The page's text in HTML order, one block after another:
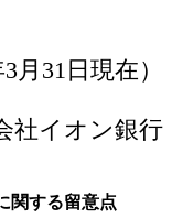
3月31日現在）
社イオン銀行
関する留意点